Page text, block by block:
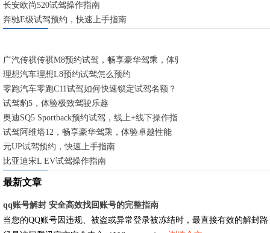
长安欧尚520试驾操作指南
奔驰E级试驾预约，快速上手指南
广汽传祺传祺M8预约试驾，畅享豪华驾乘，体验卓越性能
理想汽车理想L8预约试驾怎么预约
零跑汽车零跑C11试驾如何快速锁定试驾名额？
试驾豹5，体验极致驾驶乐趣
奥迪SQ5 Sportback预约试驾，线上+线下操作指南
试驾阿维塔12，畅享豪华驾乘，体验卓越性能
元UP试驾预约，快速上手指南
比亚迪宋L EV试驾操作指南
最新文章
qq账号解封 安全高效找回账号的完整指南
当您的QQ账号因违规、被盗或异常登录被冻结时，最直接有效的解封路